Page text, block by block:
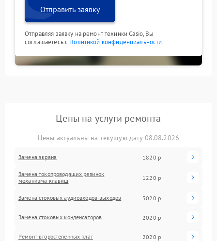
Отправить заявку
Отправляя заявку на ремонт техники Casio, Вы
соглашаетесь с Политикой конфиденциальности
Цены на услуги ремонта
Цены актуальны на текущую дату 08.08.2026
Замена экрана 1820 р
Замена токопроводящих резинок
механизма клавиш
1220 р
Замена стоковых аудиовходов-выходов 3020 р
Замена стоковых конденсаторов 2020 р
Ремонт второстепенных плат 2020 р